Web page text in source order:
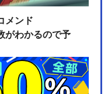
noise/fripSide
reality/fripSide
メンド
がわかるので予